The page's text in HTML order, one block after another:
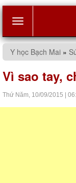
navigation
Y học Bạch Mai »
Vì sao tay,
Thứ Năm, 10/09/2015